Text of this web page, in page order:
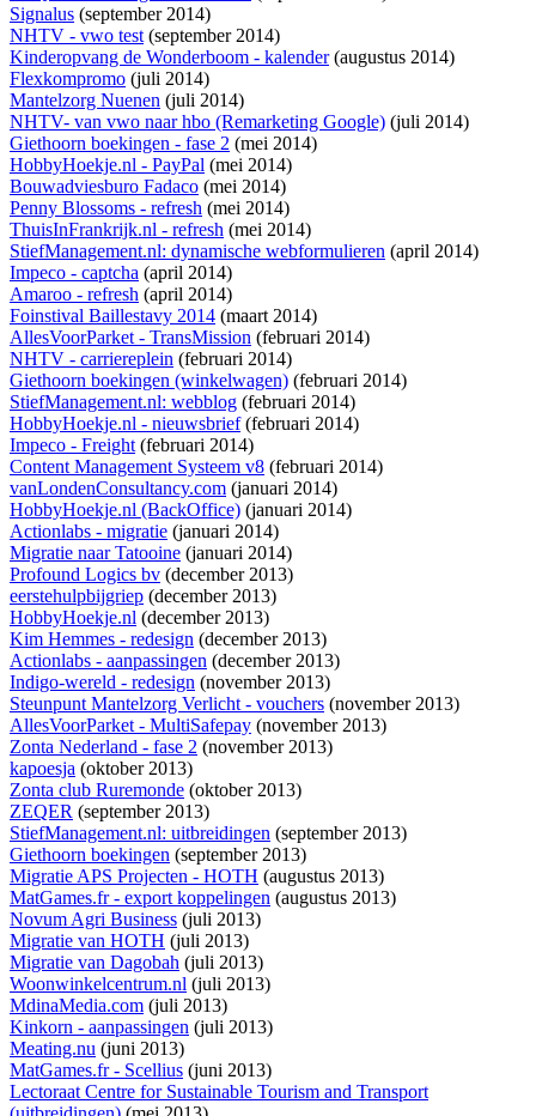
Signalus (september 2014)
NHTV - vwo test(september 2014)
Kinderopvang de Wonderboom - kalender(augustus 2014)
Flexkompromo (juli 2014)
Mantelzorg Nuenen (juli 2014)
NHTV- van vwo naar hbo (Remarketing Google) (juli 2014)
Giethoorn boekingen - fase 2 (mei 2014)
HobbyHoekje.nl - PayPal (mei 2014)
Bouwadviesburo Fadaco (mei 2014)
Penny Blossoms - refresh (mei 2014)
ThuisInFrankrijk.nl - refresh (mei 2014)
StiefManagement.nl: dynamische webformulieren (april 2014)
Impeco - captcha (april 2014)
Amaroo - refresh (april 2014)
Foinstival Baillestavy 2014 (maart 2014)
AllesVoorParket - TransMission (februari 2014)
NHTV - carriereplein (februari 2014)
Giethoorn boekingen (winkelwagen) (februari 2014)
StiefManagement.nl: webblog (februari 2014)
HobbyHoekje.nl - nieuwsbrief(februari 2014)
Impeco - Freight(februari 2014)
Content Management Systeem v8 (februari 2014)
vanLondenConsultancy.com (januari 2014)
HobbyHoekje.nl (BackOffice) (januari 2014)
Actionlabs - migratie (januari 2014)
Migratie naar Tatooine (januari 2014)
Profound Logics bv (december 2013)
eerstehulpbijgriep (december 2013)
HobbyHoekje.nl (december 2013)
Kim Hemmes - redesign (december 2013)
Actionlabs - aanpassingen (december 2013)
Indigo-wereld - redesign (november 2013)
Steunpunt Mantelzorg Verlicht - vouchers (november 2013)
AllesVoorParket - MultiSafepay (november 2013)
Zonta Nederland - fase 2 (november 2013)
kapoesja (oktober 2013)
Zonta club Ruremonde (oktober 2013)
ZEQER (september 2013)
StiefManagement.nl: uitbreidingen (september 2013)
Giethoorn boekingen (september 2013)
Migratie APS Projecten - HOTH (augustus 2013)
MatGames.fr - export koppelingen (augustus 2013)
Novum Agri Business (juli 2013)
Migratie van HOTH (juli 2013)
Migratie van Dagobah (juli 2013)
Woonwinkelcentrum.nl (juli 2013)
MdinaMedia.com (juli 2013)
Kinkorn - aanpassingen (juli 2013)
Meating.nu (juni 2013)
MatGames.fr - Scellius (juni 2013)
Lectoraat Centre for Sustainable Tourism and Transport